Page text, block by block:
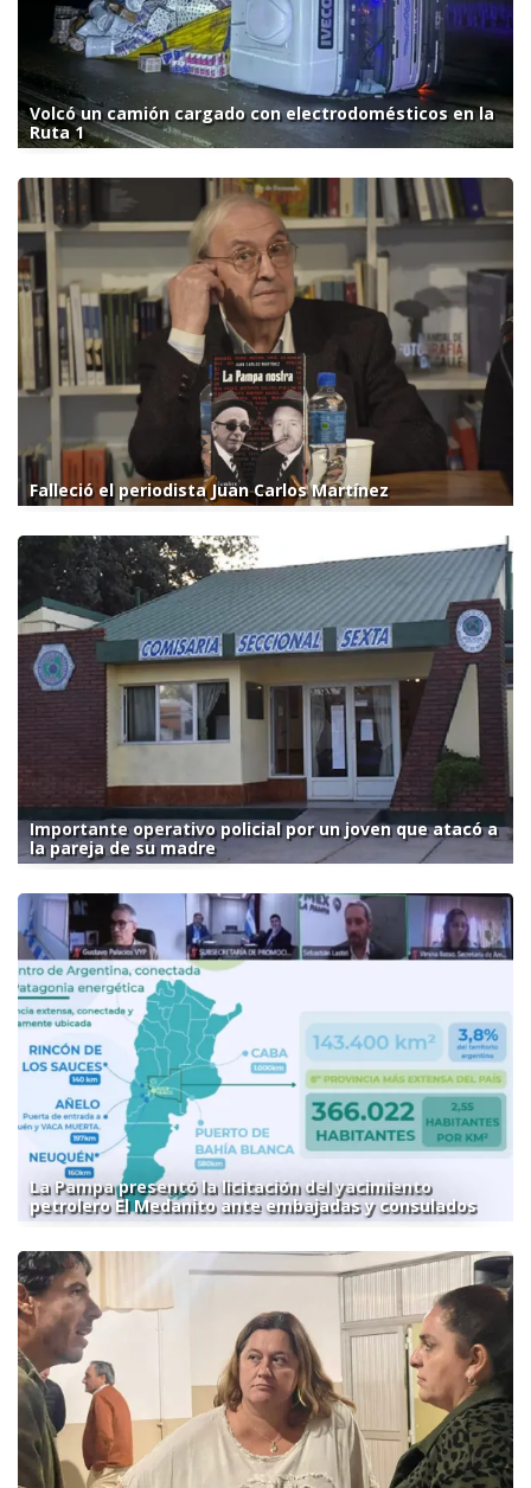
Volcó un camión cargado con electrodomésticos en la
Ruta 1
Falleció el periodista Juan Carlos Martínez
Importante operativo policial por un joven que atacó a
la pareja de su madre
La Pampa presentó la licitación del yacimiento
petrolero El Medanito ante embajadas y consulados